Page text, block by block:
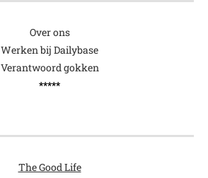
Over ons
Werken bij Dailybase
Verantwoord gokken
*****
The Good Life